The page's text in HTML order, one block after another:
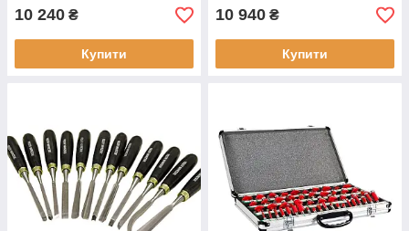
10 240 ₴
Купити
10 940 ₴
Купити